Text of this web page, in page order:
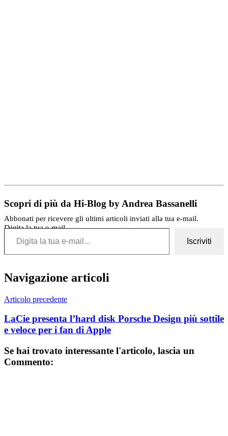
Scopri di più da Hi-Blog by Andrea Bassanelli
Abbonati per ricevere gli ultimi articoli inviati alla tua e-mail.
Digita la tua e-mail...
Iscriviti
Navigazione articoli
Articolo precedente
LaCie presenta l’hard disk Porsche Design più sottile
e veloce per i fan di Apple
Se hai trovato interessante l'articolo, lascia un
Commento: